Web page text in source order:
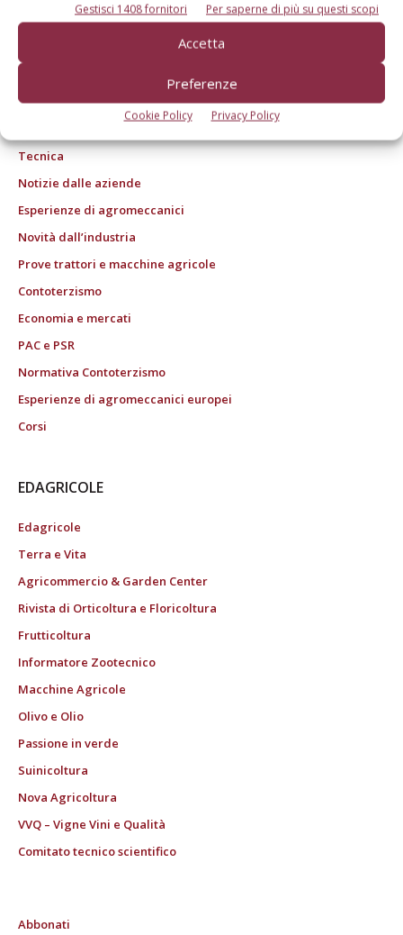
Gestisci 1408 fornitori Per saperne di più su questi scopi
Accetta
Preferenze
Cookie Policy Privacy Policy
© Tecniche Nuove Spa. Tutti i diritti riservati. Sede legale Via Eritrea 21 -
20157 Milano | Codice fiscale, Partita IVA e Iscrizione al Registro delle
imprese di Milano: 00753480151
registrata presso il Tribunale di Bologna n. 6111 del 12/06/1992)
ROC "Poste italiane Spa sped. Abbonamento Postale DL 353/2003 conv. L.
27/02/2004 n. 46, art.1c.1: DCB Bologna" ROC n. 24344 dell'11 marzo 2014
Tecnica
Notizie dalle aziende
Esperienze di agromeccanici
Novità dall’industria
Prove trattori e macchine agricole
Contoterzismo
Economia e mercati
PAC e PSR
Normativa Contoterzismo
Esperienze di agromeccanici europei
Corsi
EDAGRICOLE
Edagricole
Terra e Vita
Agricommercio & Garden Center
Rivista di Orticoltura e Floricoltura
Frutticoltura
Informatore Zootecnico
Macchine Agricole
Olivo e Olio
Passione in verde
Suinicoltura
Nova Agricoltura
VVQ – Vigne Vini e Qualità
Comitato tecnico scientifico
Abbonati